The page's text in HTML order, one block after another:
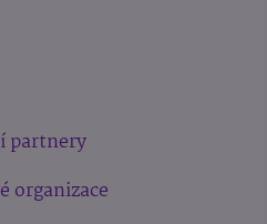
partnery
organizace